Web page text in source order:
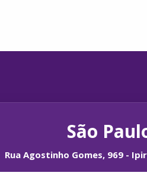
São
Rua Agostinho Gomes, 969 -